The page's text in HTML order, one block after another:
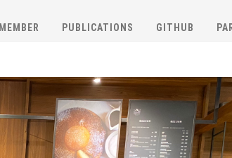
MEMBER PUBLICATIONS GITHUB